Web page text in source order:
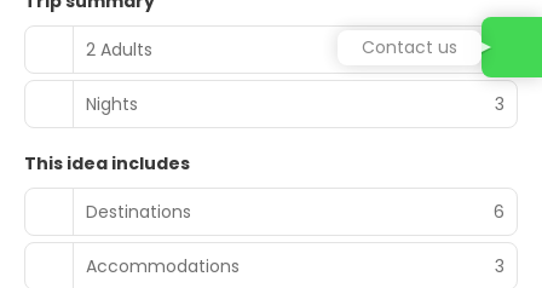
2 Adults
Nights 3
This idea includes
Destinations
6
Accommodations 3
Contact us